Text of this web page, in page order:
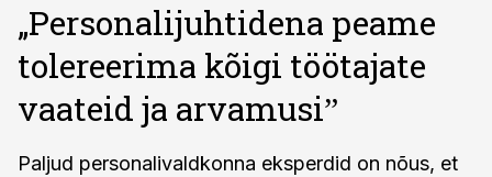
„Personalijuhtidena peame
tolereerima kõigi töötajate
vaateid ja arvamusiˮ
Paljud personalivaldkonna eksperdid on nõus, et